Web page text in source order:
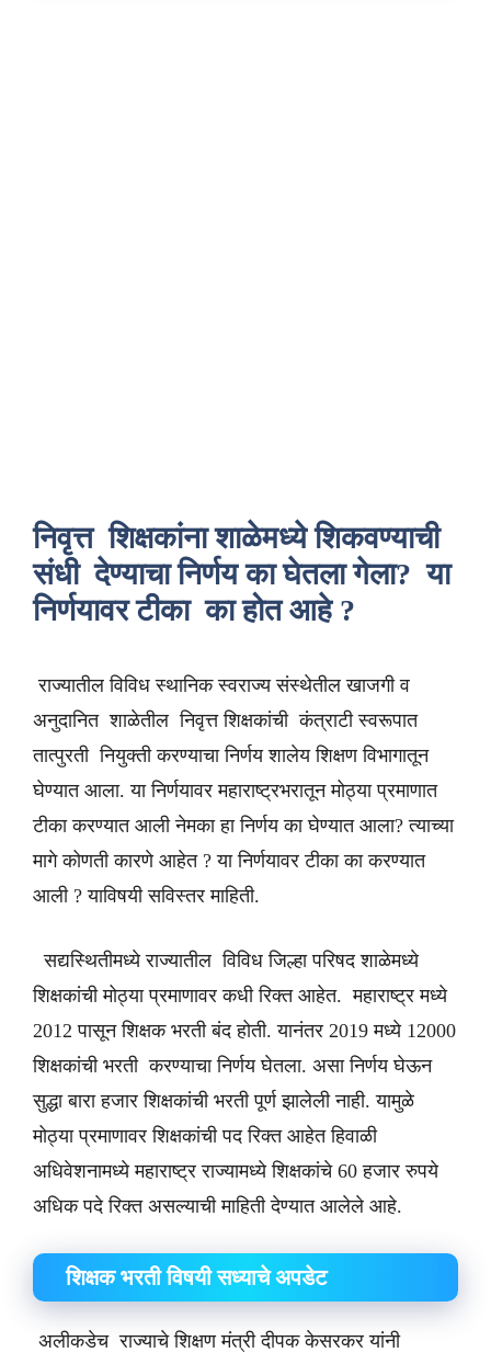
निवृत्त शिक्षकांना शाळेमध्ये शिकवण्याची
संधी देण्याचा निर्णय का घेतला गेला? या
निर्णयावर टीका का होत आहे ?
राज्यातील विविध स्थानिक स्वराज्य संस्थेतील खाजगी व
अनुदानित शाळेतील निवृत्त शिक्षकांची कंत्राटी स्वरूपात
तात्पुरती नियुक्ती करण्याचा निर्णय शालेय शिक्षण विभागातून
घेण्यात आला. या निर्णयावर महाराष्ट्रभरातून मोठ्या प्रमाणात
टीका करण्यात आली नेमका हा निर्णय का घेण्यात आला? त्याच्या
मागे कोणती कारणे आहेत ? या निर्णयावर टीका का करण्यात
आली ? याविषयी सविस्तर माहिती.
सद्यस्थितीमध्ये राज्यातील विविध जिल्हा परिषद शाळेमध्ये
शिक्षकांची मोठ्या प्रमाणावर कधी रिक्त आहेत. महाराष्ट्र मध्ये
2012 पासून शिक्षक भरती बंद होती. यानंतर 2019 मध्ये 12000
शिक्षकांची भरती करण्याचा निर्णय घेतला. असा निर्णय घेऊन
सुद्धा बारा हजार शिक्षकांची भरती पूर्ण झालेली नाही. यामुळे
मोठ्या प्रमाणावर शिक्षकांची पद रिक्त आहेत हिवाळी
अधिवेशनामध्ये महाराष्ट्र राज्यामध्ये शिक्षकांचे 60 हजार रुपये
अधिक पदे रिक्त असल्याची माहिती देण्यात आलेले आहे.
शिक्षक भरती विषयी सध्याचे अपडेट
अलीकडेच राज्याचे शिक्षण मंत्री दीपक केसरकर यांनी